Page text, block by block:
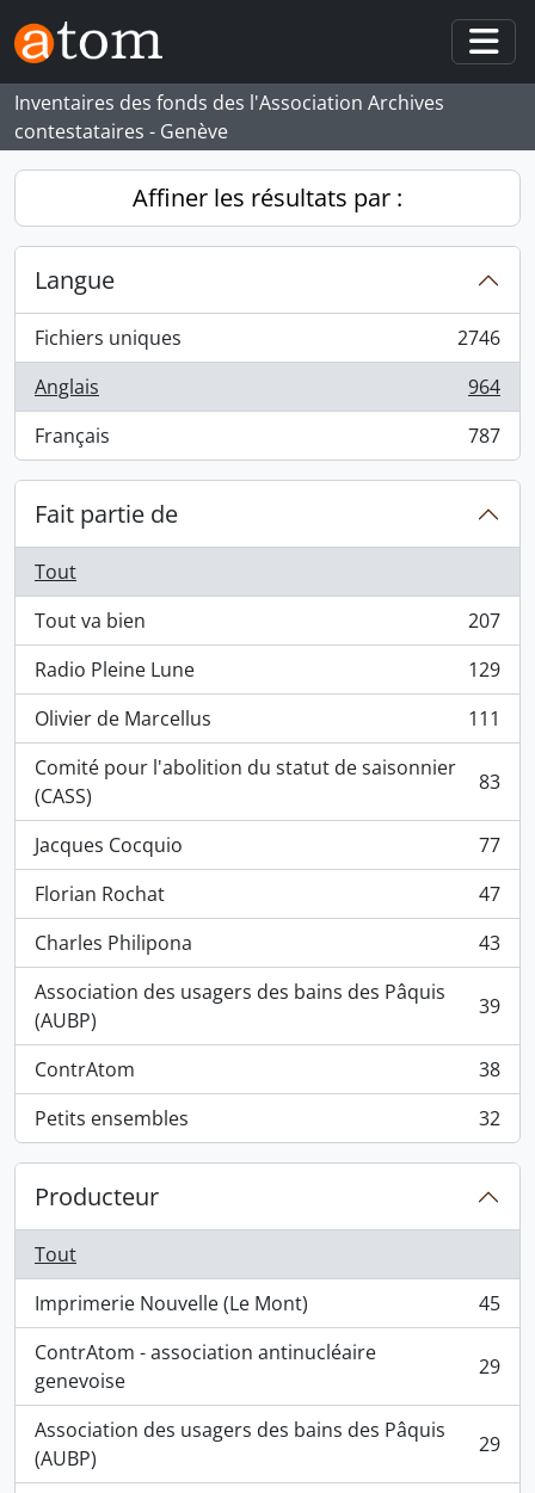
Skip to main content
Inventaires des fonds des l'Association Archives
contestataires - Genève
Affiner les résultats par :
Langue
Fichiers uniques
, 2746 résultats
2746
Anglais
, 964 résultats
964
Français
, 787 résultats 787
Fait partie de
Tout
Tout va bien
, 207 résultats
207
Radio Pleine Lune
, 129 résultats
129
Olivier de Marcellus
, 111 résultats
111
Comité pour l'abolition du statut de saisonnier
(CASS)
, 83 résultats 83
Jacques Cocquio
, 77 résultats
77
Florian Rochat
, 47 résultats
47
Charles Philipona
, 43 résultats
43
Association des usagers des bains des Pâquis
(AUBP)
, 39 résultats 39
ContrAtom
, 38 résultats
38
Petits ensembles
, 32 résultats 32
Producteur
Tout
Imprimerie Nouvelle (Le Mont)
, 45 résultats
45
ContrAtom - association antinucléaire
genevoise
, 29 résultats 29
Association des usagers des bains des Pâquis
(AUBP)
, 29 résultats 29